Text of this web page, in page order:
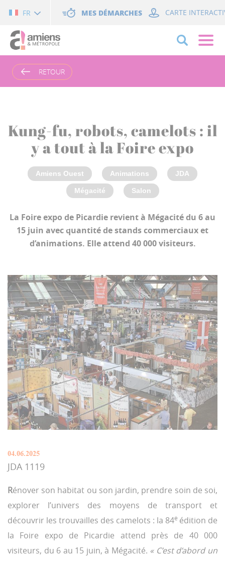
FR MES DÉMARCHES CARTE
RETOUR
Kung-fu, robots, camelots : il
y a tout à la Foire expo
Amiens Ouest Animations JDA
Mégacité Salon
La Foire expo de Picardie revient à Mégacité du 6 au
15 juin avec quantité de stands commerciaux et
d’animations. Elle attend 40 000 visiteurs.
04.06.2025
JDA 1119
Rénover son habitat ou son jardin, prendre soin de soi,
explorer l’univers des moyens de transport et
découvrir les trouvailles des camelots : la 84e édition de
la Foire expo de Picardie attend près de 40 000
visiteurs, du 6 au 15 juin, à Mégacité. « C’est d’abord un